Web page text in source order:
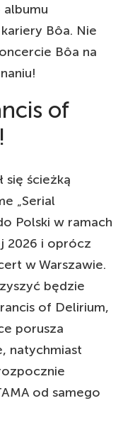
kariery Bôa. Nie
Bôa na
of
się ścieżką
„Serial
Polski w ramach
2026 i oprócz
w Warszawie.
będzie
of Delirium,
porusza
natychmiast
od samego